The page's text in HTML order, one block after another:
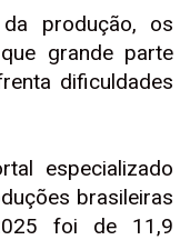
produção, os
grande parte
dificuldades
especializado
brasileiras
foi de 11,9